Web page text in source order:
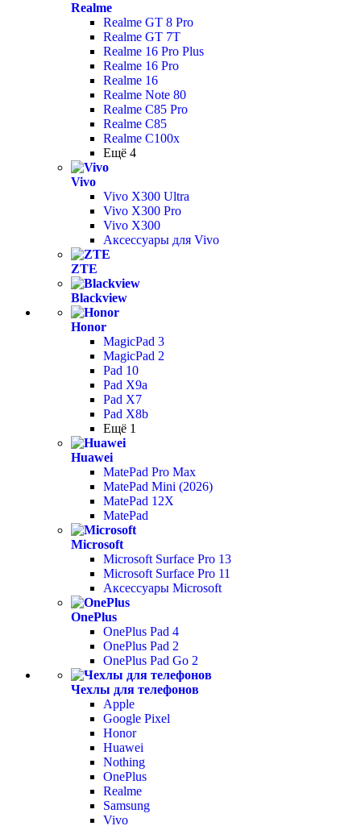
Realme
Realme GT 8 Pro
Realme GT 7T
Realme 16 Pro Plus
Realme 16 Pro
Realme 16
Realme Note 80
Realme C85 Pro
Realme C85
Realme C100x
Ещё 4
Vivo
Vivo X300 Ultra
Vivo X300 Pro
Vivo X300
Аксессуары для Vivo
ZTE
Blackview
Honor
MagicPad 3
MagicPad 2
Pad 10
Pad X9a
Pad X7
Pad X8b
Ещё 1
Huawei
MatePad Pro Max
MatePad Mini (2026)
MatePad 12X
MatePad
Microsoft
Microsoft Surface Pro 13
Microsoft Surface Pro 11
Аксессуары Microsoft
OnePlus
OnePlus Pad 4
OnePlus Pad 2
OnePlus Pad Go 2
Чехлы для телефонов
Apple
Google Pixel
Honor
Huawei
Nothing
OnePlus
Realme
Samsung
Vivo